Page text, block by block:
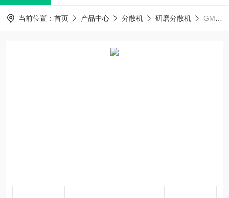
当前位置： 首页 产品中心 分散机 研磨分散机 GM2000软胶囊内容物研磨分散机